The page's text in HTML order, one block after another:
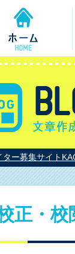
ター募集サイト
正・校